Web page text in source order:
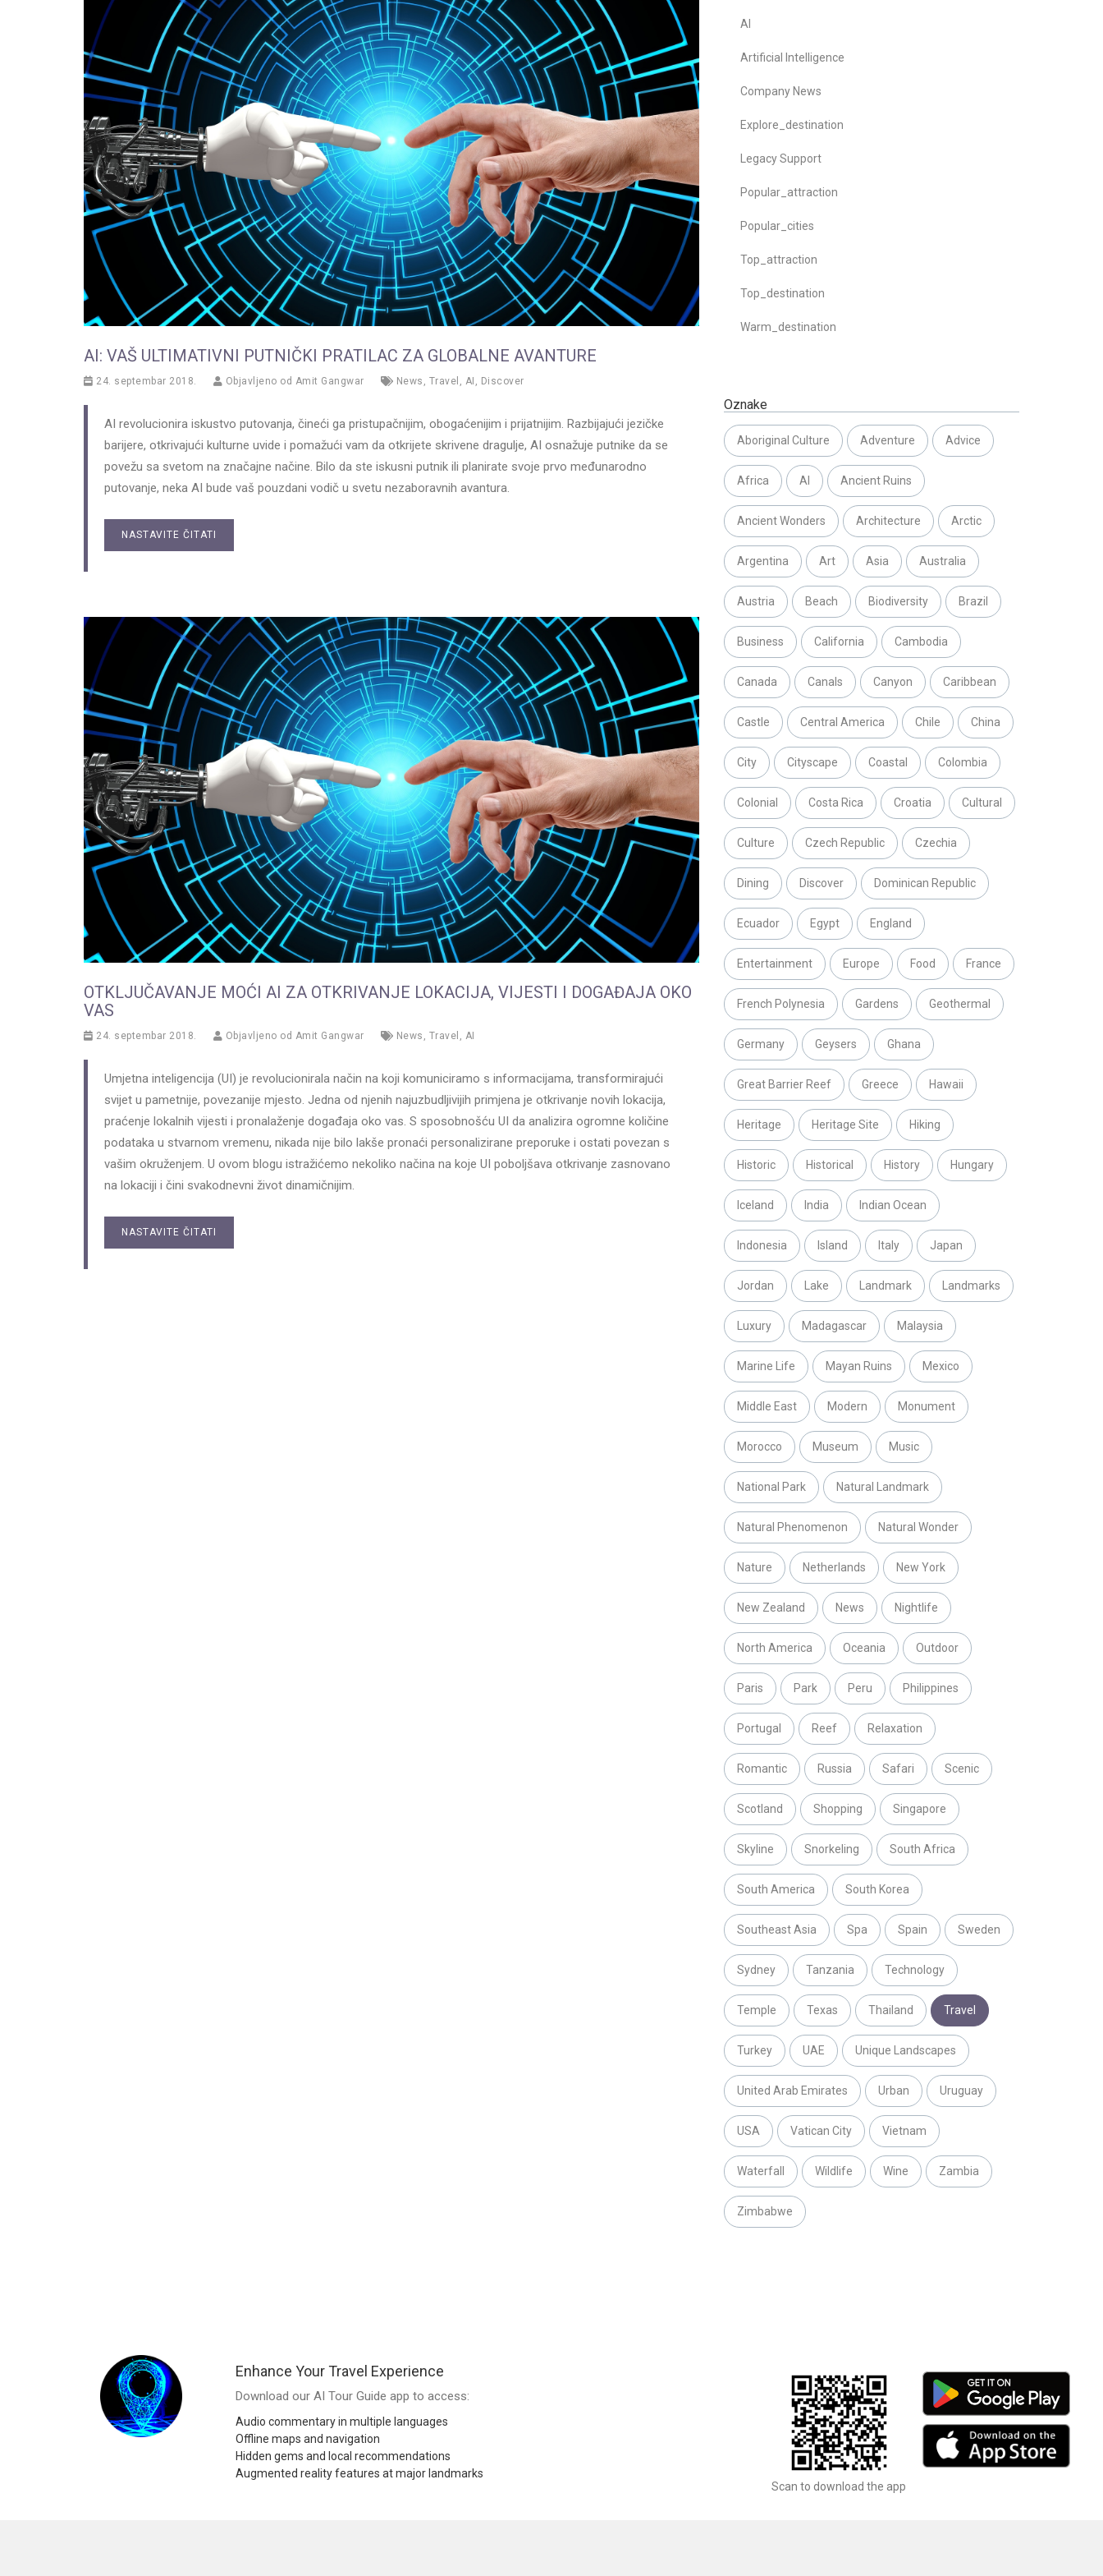
AI: VAŠ ULTIMATIVNI PUTNIČKI PRATILAC ZA GLOBALNE AVANTURE
24. septembar 2018. Objavljeno od Amit Gangwar News , Travel , AI , Discover
AI revolucionira iskustvo putovanja, čineći ga pristupačnijim, obogaćenijim i prijatnijim. Razbijajući jezičke
barijere, otkrivajući kulturne uvide i pomažući vam da otkrijete skrivene dragulje, AI osnažuje putnike da se
povežu sa svetom na značajne načine. Bilo da ste iskusni putnik ili planirate svoje prvo međunarodno
putovanje, neka AI bude vaš pouzdani vodič u svetu nezaboravnih avantura.
NASTAVITE ČITATI
OTKLJUČAVANJE MOĆI AI ZA OTKRIVANJE LOKACIJA, VIJESTI I DOGAĐAJA OKO
VAS
24. septembar 2018. Objavljeno od Amit Gangwar News , Travel , AI
Umjetna inteligencija (UI) je revolucionirala način na koji komuniciramo s informacijama, transformirajući
svijet u pametnije, povezanije mjesto. Jedna od njenih najuzbudljivijih primjena je otkrivanje novih lokacija,
praćenje lokalnih vijesti i pronalaženje događaja oko vas. S sposobnošću UI da analizira ogromne količine
podataka u stvarnom vremenu, nikada nije bilo lakše pronaći personalizirane preporuke i ostati povezan s
vašim okruženjem. U ovom blogu istražićemo nekoliko načina na koje UI poboljšava otkrivanje zasnovano
na lokaciji i čini svakodnevni život dinamičnijim.
NASTAVITE ČITATI
AI
Artificial Intelligence
Company News
Explore_destination
Legacy Support
Popular_attraction
Popular_cities
Top_attraction
Top_destination
Warm_destination
Oznake
Aboriginal Culture Adventure Advice
Africa AI Ancient Ruins
Ancient Wonders Architecture Arctic
Argentina Art Asia Australia
Austria Beach Biodiversity Brazil
Business California Cambodia
Canada Canals Canyon Caribbean
Castle Central America Chile China
City Cityscape Coastal Colombia
Colonial Costa Rica Croatia Cultural
Culture Czech Republic Czechia
Dining Discover Dominican Republic
Ecuador Egypt England
Entertainment Europe Food France
French Polynesia Gardens Geothermal
Germany Geysers Ghana
Great Barrier Reef Greece Hawaii
Heritage Heritage Site Hiking
Historic Historical History Hungary
Iceland India Indian Ocean
Indonesia Island Italy Japan
Jordan Lake Landmark Landmarks
Luxury Madagascar Malaysia
Marine Life Mayan Ruins Mexico
Middle East Modern Monument
Morocco Museum Music
National Park Natural Landmark
Natural Phenomenon Natural Wonder
Nature Netherlands New York
New Zealand News Nightlife
North America Oceania Outdoor
Paris Park Peru Philippines
Portugal Reef Relaxation
Romantic Russia Safari Scenic
Scotland Shopping Singapore
Skyline Snorkeling South Africa
South America South Korea
Southeast Asia Spa Spain Sweden
Sydney Tanzania Technology
Temple Texas Thailand Travel
Turkey UAE Unique Landscapes
United Arab Emirates Urban Uruguay
USA Vatican City Vietnam
Waterfall Wildlife Wine Zambia
Zimbabwe
Enhance Your Travel Experience
Download our AI Tour Guide app to access:
Audio commentary in multiple languages
Offline maps and navigation
Hidden gems and local recommendations
Augmented reality features at major landmarks
Scan to download the app